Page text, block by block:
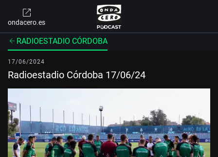
ondacero.es
RADIOESTADIO CÓRDOBA
17/06/2024
Radioestadio Córdoba 17/06/24